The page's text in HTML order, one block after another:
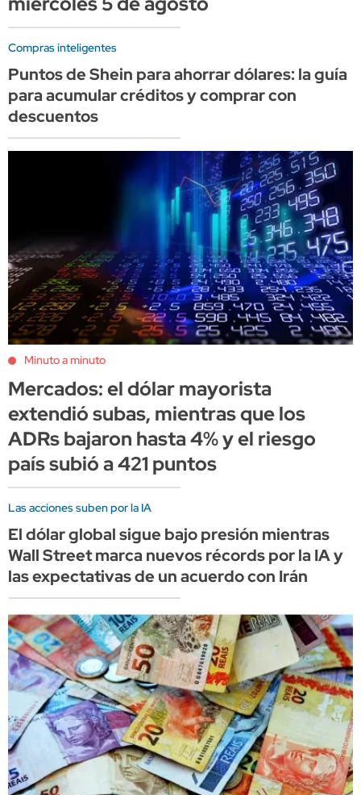
Compras inteligentes
Puntos de Shein para ahorrar dólares: la guía
para acumular créditos y comprar con
descuentos
Minuto a minuto
Mercados: el dólar mayorista
extendió subas, mientras que los
ADRs bajaron hasta 4% y el riesgo
país subió a 421 puntos
Las acciones suben por la IA
El dólar global sigue bajo presión mientras
Wall Street marca nuevos récords por la IA y
las expectativas de un acuerdo con Irán